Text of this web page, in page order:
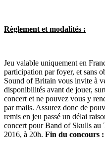
Règlement et modalités :
Jeu valable uniquement en
participation par foyer, et sans
Sound of Britain vous invite à
disponibilités avant de jouer,
concert et ne pouvez vous y
par mails. Assurez donc de
remis en jeu passé un délai
concert pour Band of Skulls au
2016, à 20h. Fin du concours :